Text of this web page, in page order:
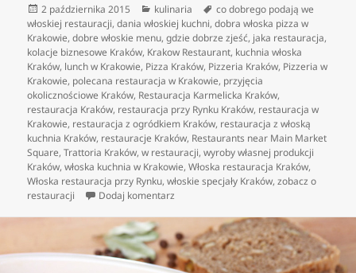
Data
publikacji
2 października 2015 Kategorie
kulinaria Tagi
co dobrego podają we
włoskiej restauracji,dania włoskiej kuchni,dobra włoska pizza w
Krakowie,dobre włoskie menu,gdzie dobrze zjeść, jaka restauracja,
kolacje biznesowe Kraków, Krakow Restaurant, kuchnia włoska
Kraków, lunch w Krakowie, Pizza Kraków, Pizzeria Kraków, Pizzeria w
Krakowie, polecana restauracja w Krakowie, przyjęcia
okolicznościowe Kraków, Restauracja Karmelicka Kraków,
restauracja Kraków, restauracja przy Rynku Kraków, restauracja w
Krakowie, restauracja z ogródkiem Kraków, restauracja z włoską
kuchnia Kraków, restauracje Kraków, Restaurants near Main Market
Square,Trattoria Kraków,w restauracji,wyroby własnej produkcji
Kraków,włoska kuchnia w Krakowie,Włoska restauracja Kraków,
Włoska restauracja przy Rynku,włoskie specjały Kraków,zobacz o
restauracji
Dodaj komentarz